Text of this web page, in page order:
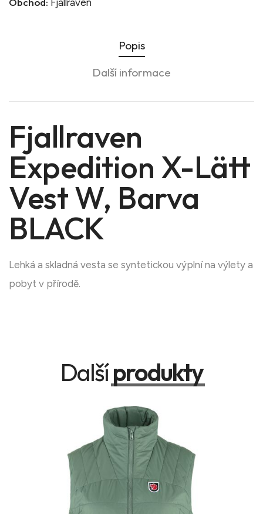
Popis
Další informace
Fjallraven
Expedition X-Lätt
Vest W, Barva
BLACK
Lehká a skladná vesta se syntetickou výplní na výlety a
pobyt v přírodě.
Dalšíprodukty